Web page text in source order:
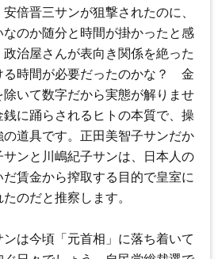
倍晋三サンが狙撃されたのに、
なのか随分と時間が掛かったと感
政治屋さんが表向き関係を絶った
る時間が必要だったのかな？ 金
除いて数字だから実態が解りませ
銭に踊らされるヒトの本質で、操
の道具です。正田美智子サンだか
サンと川嶋紀子サンは、日本人の
だ賃金から搾取する目的で皇室に
のだと推察します。
ンは今頃「元首相」に落ち着いて